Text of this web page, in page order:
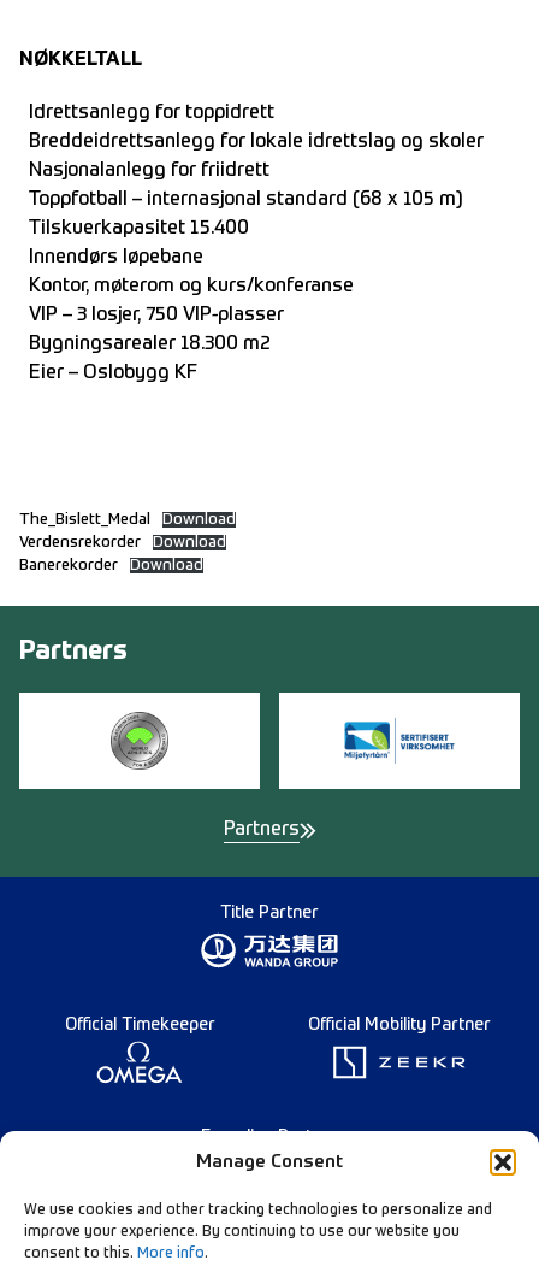
Manage Consent
We use cookies and other tracking technologies to personalize and
improve your experience. By continuing to use our website you
consent to this. More info.
NØKKELTALL
Idrettsanlegg for toppidrett
Breddeidrettsanlegg for lokale idrettslag og skoler
Nasjonalanlegg for friidrett
Toppfotball – internasjonal standard (68 x 105 m)
Tilskuerkapasitet 15.400
Innendørs løpebane
Kontor, møterom og kurs/konferanse
VIP – 3 losjer, 750 VIP-plasser
Bygningsarealer 18.300 m2
Eier – Oslobygg KF
The_Bislett_Medal
Download
Verdensrekorder
Download
Banerekorder
Download
Partners
Partners
Title Partner
Official Timekeeper Official Mobility Partner